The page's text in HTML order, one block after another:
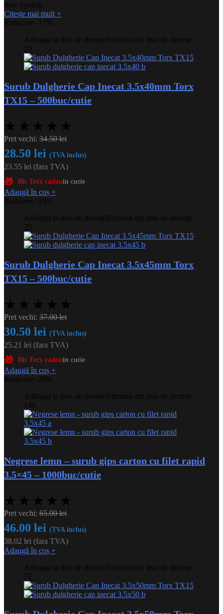
Stoc epuizat
Citește mai mult +
Reducere -17%
Adăugat la lista de dorințeEliminat din lista de dorințe
29
Surub Dulgherie Cap Inecat 3.5x40mm Torx
TX15 – 500buc/cutie
★ ★ ★ ★ ★
Pret vechi: 34.50lei
28.50 lei (TVA inclus)
23.55 lei (fara TVA)
🎁 Bit Torx cadouin cutie
Adaugă în coș +
Reducere -18%
Adăugat la lista de dorințeEliminat din lista de dorințe
35
Surub Dulgherie Cap Inecat 3.5x45mm Torx
TX15 – 500buc/cutie
★ ★ ★ ★ ★
Pret vechi: 37.00lei
30.50 lei (TVA inclus)
25.21 lei (fara TVA)
🎁 Bit Torx cadouin cutie
Adaugă în coș +
Reducere -29%
Adăugat la lista de dorințeEliminat din lista de dorințe
146
Negrese lemn – surub gips carton cu filet rapid
3.5×45 – 1000buc/cutie
★ ★ ★ ★ ★
Pret vechi: 65.00lei
46.00 lei (TVA inclus)
38.02 lei (fara TVA)
Adaugă în coș +
Adăugat la lista de dorințeEliminat din lista de dorințe
72